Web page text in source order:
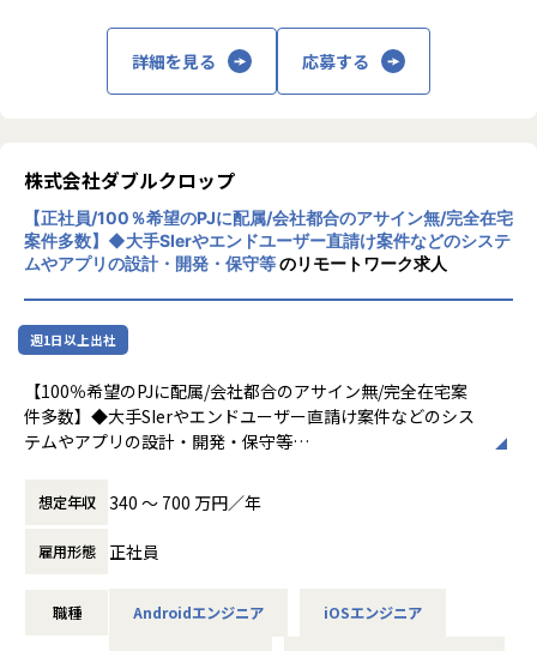
▼キャリアパス
一人一人の希望をお伺いし、それに沿ったキャリアパスを形
成し20代のうちからPLやPM等を勤めている社員や、
ITコンサルタントになられた方もいます。PL/PM業務ももち
ろんございます！
◎出向型の働き方に対してご不安をお持ちの方もご安心くだ
さい。◎
弊社では「エンジニアファースト」の元、勤務地・案件内
容・働き方（リモート可否）など、すべてご希望を丁寧に伺
い、
しっかり相談したうえで配属先を決定しております。一方的
■「社会人学校」を掲げ社内研修の充実さ
・トレンド研修
詳細を見る 応募する
株式会社ダブルクロップ
【正社員/100％希望のPJに配属/会社都合のアサイン無/完全在宅
案件多数】◆大手SIerやエンドユーザー直請け案件などのシステ
ムやアプリの設計・開発・保守等のリモートワーク求人
週1日以上出社
【100％希望のPJに配属/会社都合のアサイン無/完全在宅案
件多数】◆大手SIerやエンドユーザー直請け案件などのシス
テムやアプリの設計・開発・保守等
《会社都合のアサインなし》
案件はあなたの希望を聞いてからご紹介。
技術や条件などを教えてください☆
新卒3年目で設計業務に携わっている方や
想定年収 340 〜 700 万円／年
雇用形態 正社員
職種 Androidエンジニア iOSエンジニア